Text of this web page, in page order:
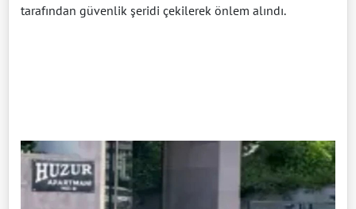
tarafından güvenlik şeridi çekilerek önlem alındı.